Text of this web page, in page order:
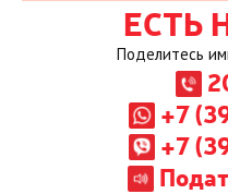
ЕСТЬ
Поделитесь
+7
+7